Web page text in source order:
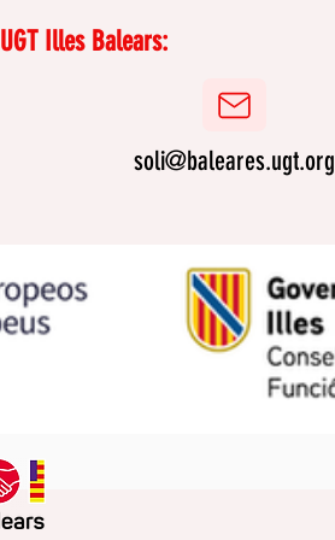
UGT Illes Balears:
soli@baleares.ugt.org